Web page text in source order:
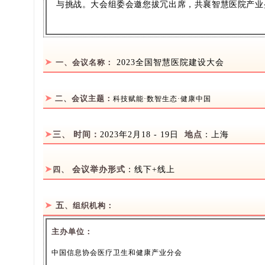
与挑战。大会组委会邀您拔冗出席，共襄智慧医院产
➤ 一、会议名称 ： 2023全国智慧医院建设大会
➤ 二、 会议主题： 科技赋能·数智生态·健康中国
➤三、 时间： 2023年2月18 - 19日 地点 ：上海
➤ 四、 会议举办形式 ：线下+线上
➤ 五、组织机构：
主办单位：
中国信息协会医疗卫生和健康产业分会